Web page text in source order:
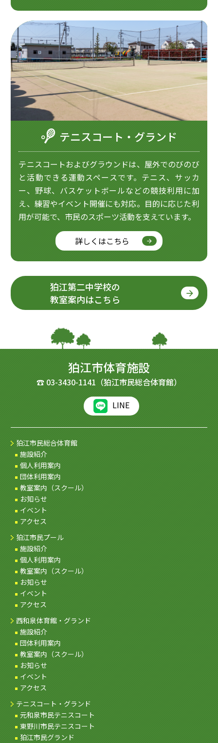
テニスコート・グランド
テニスコートおよびグラウンドは、屋外でのびのび
と活動できる運動スペースです。テニス、サッカ
ー、野球、バスケットボールなどの競技利用に加
え、練習やイベント開催にも対応。目的に応じた利
用が可能で、市民のスポーツ活動を支えています。
詳しくはこちら
狛江第二中学校の
教室案内はこちら
狛江市体育施設
☎ 03-3430-1141 （狛江市民総合体育館）
LINE
狛江市民総合体育館
施設紹介
個人利用案内
団体利用案内
教室案内（スクール）
お知らせ
イベント
アクセス
狛江市民プール
施設紹介
個人利用案内
教室案内（スクール）
お知らせ
イベント
アクセス
西和泉体育館・グランド
施設紹介
団体利用案内
教室案内（スクール）
お知らせ
イベント
アクセス
テニスコート・グランド
元和泉市民テニスコート
東野川市民テニスコート
狛江市民グランド